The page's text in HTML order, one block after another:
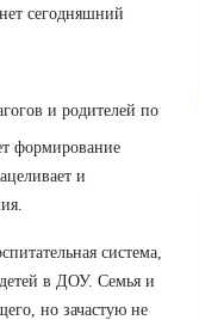
сегодняшний
и родителей по
формирование
и
система,
в ДОУ. Семья и
но зачастую не